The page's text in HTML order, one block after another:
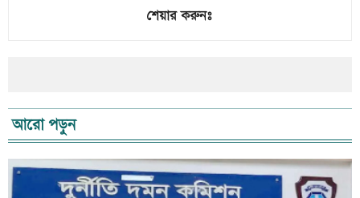
শেয়ার করুনঃ
আরো পড়ুন